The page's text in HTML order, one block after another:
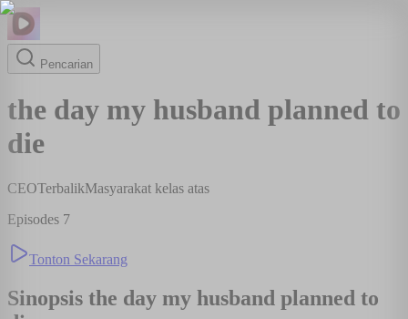
Pencarian
the day my husband planned to
die
CEOTerbalikMasyarakat kelas atas
Episodes 7
Tonton Sekarang
Sinopsis the day my husband planned to